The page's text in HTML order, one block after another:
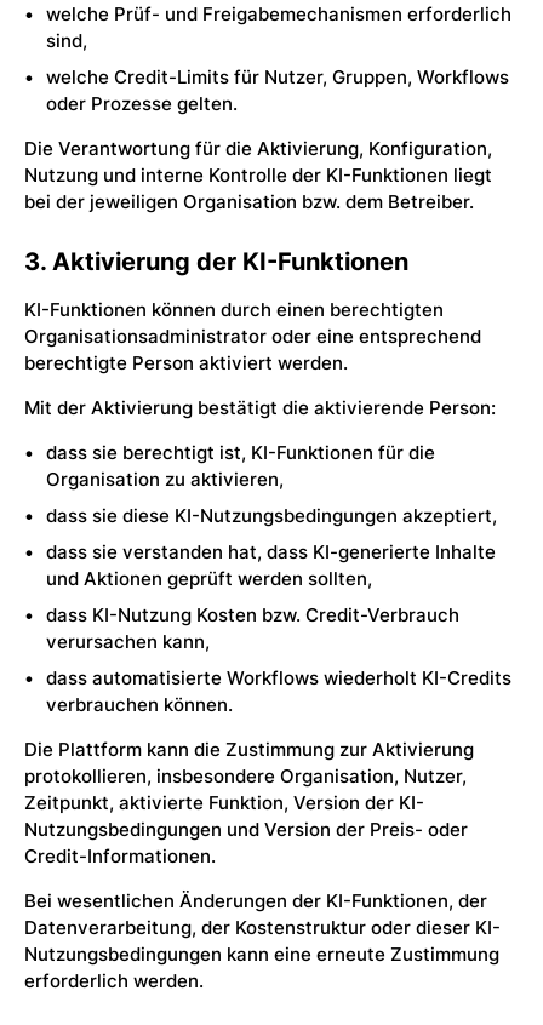
welche Prüf- und Freigabemechanismen erforderlich
sind,
welche Credit-Limits für Nutzer, Gruppen, Workflows
oder Prozesse gelten.
Die Verantwortung für die Aktivierung, Konfiguration,
Nutzung und interne Kontrolle der KI-Funktionen liegt
bei der jeweiligen Organisation bzw. dem Betreiber.
3. Aktivierung der KI-Funktionen
KI-Funktionen können durch einen berechtigten
Organisationsadministrator oder eine entsprechend
berechtigte Person aktiviert werden.
Mit der Aktivierung bestätigt die aktivierende Person:
dass sie berechtigt ist, KI-Funktionen für die
Organisation zu aktivieren,
dass sie diese KI-Nutzungsbedingungen akzeptiert,
dass sie verstanden hat, dass KI-generierte Inhalte
und Aktionen geprüft werden sollten,
dass KI-Nutzung Kosten bzw. Credit-Verbrauch
verursachen kann,
dass automatisierte Workflows wiederholt KI-Credits
verbrauchen können.
Die Plattform kann die Zustimmung zur Aktivierung
protokollieren, insbesondere Organisation, Nutzer,
Zeitpunkt, aktivierte Funktion, Version der KI-
Nutzungsbedingungen und Version der Preis- oder
Credit-Informationen.
Bei wesentlichen Änderungen der KI-Funktionen, der
Datenverarbeitung, der Kostenstruktur oder dieser KI-
Nutzungsbedingungen kann eine erneute Zustimmung
erforderlich werden.